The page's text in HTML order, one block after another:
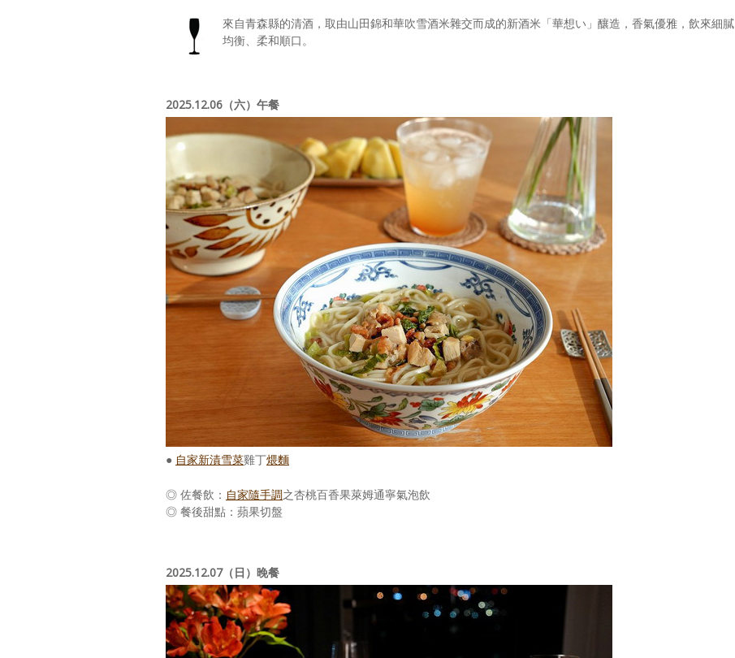
來自青森縣的清酒，取由山田錦和華吹雪酒米雜交而成的新酒米「華想い」釀造，香氣優雅，飲來細膩
均衡、柔和順口。
2025.12.06（六）午餐
● 自家新漬雪菜雞丁煨麵
◎ 佐餐飲： 自家隨手調之杏桃百香果萊姆通寧氣泡飲
◎ 餐後甜點：蘋果切盤
2025.12.07（日）晚餐